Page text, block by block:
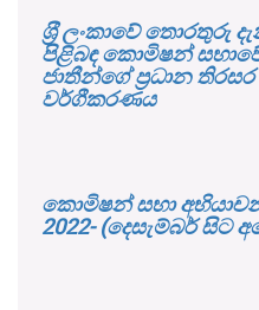
ශ‍්‍රී ලංකාවේ තොරතුරු
පිළිබඳ කොමිෂන්
ජාතීන්ගේ ප්‍රධාන
වර්ගීකරණය
කොමිෂන් සභා
2022- (දෙසැම්බර් සිට